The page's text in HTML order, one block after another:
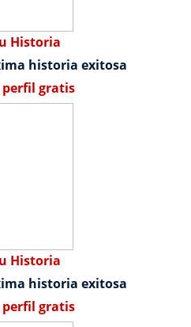
Historia
historia exitosa
perfil gratis
Historia
historia exitosa
perfil gratis